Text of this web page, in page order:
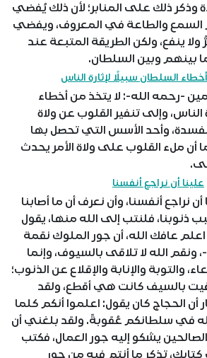
وذكر ذلك على المنابر؛ لأن ذلك يُفضي
والطاعة في المعروف، ويفضي
ينفع، ولكن الطريقة المتبعة عند
بينهم وبين السلطان.
السلطان سبيلًا لإثارة الناس
-رحمه الله-: لا يتخذ من أخطاء
الناس، وإلى تنفير القلوب عن ولاة
وأحد الأسس التي تحصل بها
أن ملء القلوب على ولاة الأمر يحدث
علينا أن نراجع أنفسنا
نراجع أنفسنا، وأن نعرف أن ما أصابنا
ذنوبنا، فلنتب إلى الله منها، يقول
عافك الله، أن جور الملوك نقمة
ونقم الله لا تلاقى بالسيوف، وإنما
والتوبة والإنابة والإقلاع عن الذنوب؛
بالسيف كانت هي أقطع، ولقد
الحجاج كان يقول: اعلموا أنكم كلما
في سلطانكم عُقوبةً. ولقد بلغني أن
يشكو إليه جور العمال، فكتب
تذكر ما أنتم فيه من جور